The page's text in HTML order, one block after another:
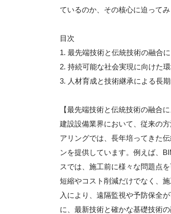
ているのか、その核心に迫ってみ
目次
1. 最先端技術と伝統技術の融合
2. 持続可能な社会実現に向けた
3. 人材育成と技術継承による長
【最先端技術と伝統技術の融合
建設設備業界において、従来の
アリングでは、長年培ってきた
ンを提供しています。例えば、
スでは、施工前に様々な問題点
短縮やコスト削減だけでなく、
入により、遠隔監視や予防保全
に、最新技術と確かな基礎技術